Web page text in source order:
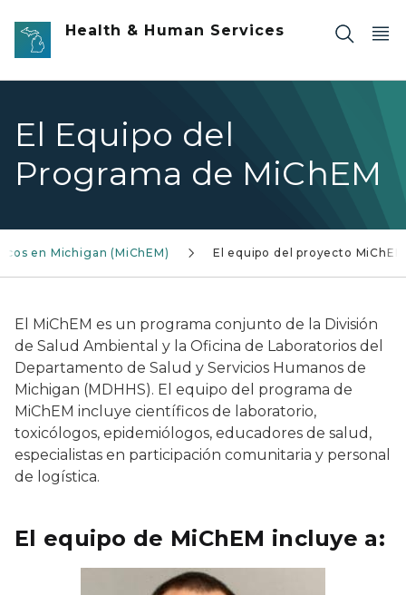
Skip to main content
Health & Human Services
El Equipo del
Programa de MiChEM
en Michigan (MiChEM) El equipo del proyecto MiChEM
El MiChEM es un programa conjunto de la División
de Salud Ambiental y la Oficina de Laboratorios del
Departamento de Salud y Servicios Humanos de
Michigan (MDHHS). El equipo del programa de
MiChEM incluye científicos de laboratorio,
toxicólogos, epidemiólogos, educadores de salud,
especialistas en participación comunitaria y personal
de logística.
El equipo de MiChEM incluye a: